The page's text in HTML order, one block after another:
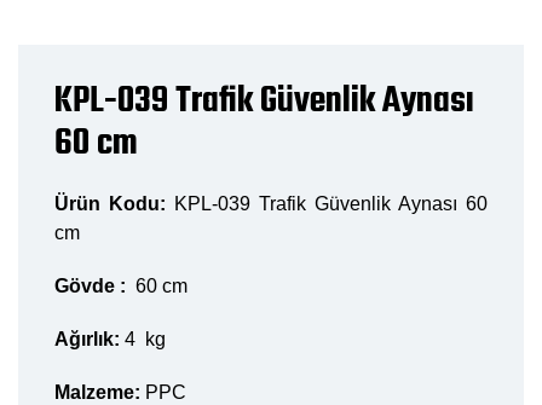
KPL-039 Trafik Güvenlik Aynası
60 cm
Ürün Kodu: KPL-039 Trafik Güvenlik Aynası 60
cm
Gövde : 60 cm
Ağırlık: 4 kg
Malzeme: PPC